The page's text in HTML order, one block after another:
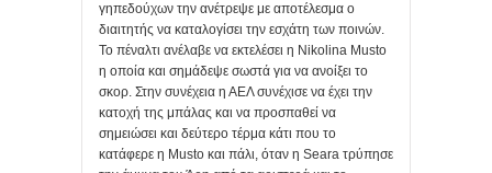
γηπεδούχων την ανέτρεψε με αποτέλεσμα ο
διαιτητής να καταλογίσει την εσχάτη των ποινών.
Το πέναλτι ανέλαβε να εκτελέσει η Nikolina Musto
η οποία και σημάδεψε σωστά για να ανοίξει το
σκορ. Στην συνέχεια η ΑΕΛ συνέχισε να έχει την
κατοχή της μπάλας και να προσπαθεί να
σημειώσει και δεύτερο τέρμα κάτι που το
κατάφερε η Musto και πάλι, όταν η Seara τρύπησε